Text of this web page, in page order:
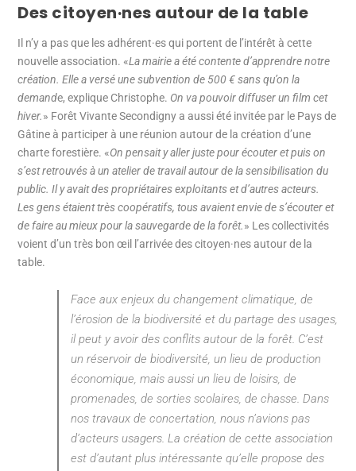
Des citoyen·nes autour de la table
Il n’y a pas que les adhérent·es qui portent de l’intérêt à cette
nouvelle association. «La mairie a été contente d’apprendre notre
création. Elle a versé une subvention de 500 € sans qu’on la
demande, explique Christophe. On va pouvoir diffuser un film cet
hiver.» Forêt Vivante Secondigny a aussi été invitée par le Pays de
Gâtine à participer à une réunion autour de la création d’une
charte forestière. «On pensait y aller juste pour écouter et puis on
s’est retrouvés à un atelier de travail autour de la sensibilisation du
public. Il y avait des propriétaires exploitants et d’autres acteurs.
Les gens étaient très coopératifs, tous avaient envie de s’écouter et
de faire au mieux pour la sauvegarde de la forêt.» Les collectivités
voient d’un très bon œil l’arrivée des citoyen·nes autour de la
table.
Face aux enjeux du changement climatique, de
l’érosion de la biodiversité et du partage des usages,
il peut y avoir des conflits autour de la forêt. C’est
un réservoir de biodiversité, un lieu de production
économique, mais aussi un lieu de loisirs, de
promenades, de sorties scolaires, de chasse. Dans
nos travaux de concertation, nous n’avions pas
d’acteurs usagers. La création de cette association
est d’autant plus intéressante qu’elle propose des